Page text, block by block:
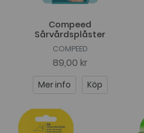
Compeed
Sårvårdsplåster
COMPEED
89,00 kr
Mer info Köp